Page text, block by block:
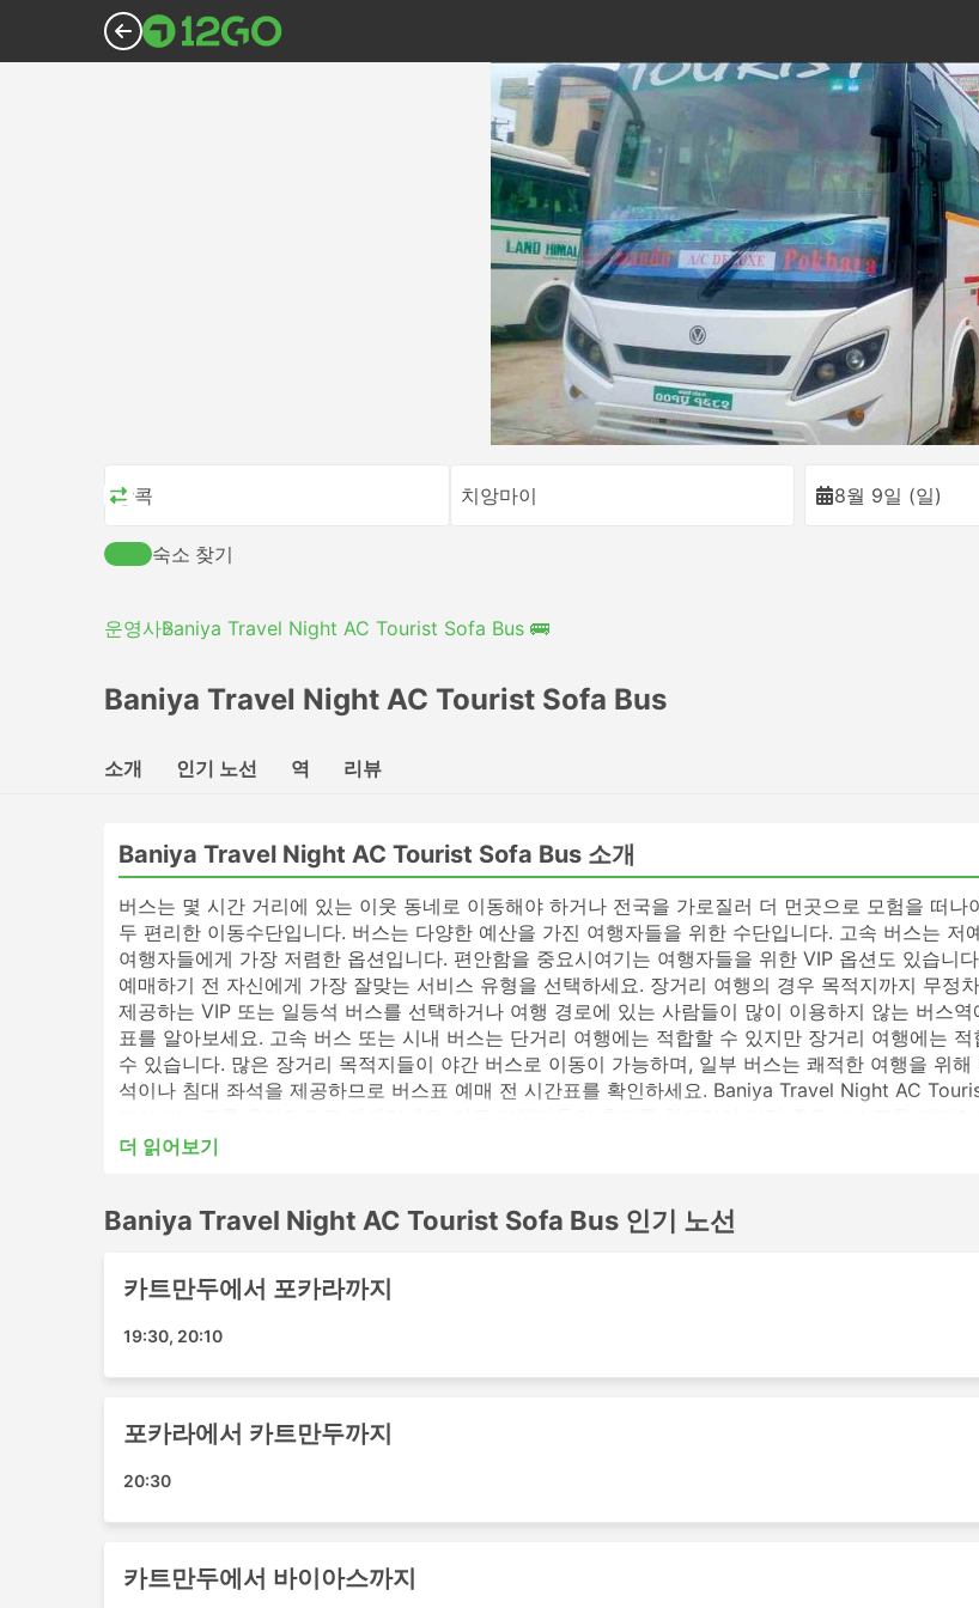
방콕 치앙마이 8월 9일 (일)
숙소 찾기
운영사Baniya Travel Night AC Tourist Sofa Bus 🚌
Baniya Travel Night AC Tourist Sofa Bus
소개
인기 노선 역 리뷰
Baniya Travel Night AC Tourist Sofa Bus 소개
버스는 몇 시간 거리에 있는 이웃 동네로 이동해야 하거나 전국을 가로질러 더 먼곳으로 모험을 떠나
두 편리한 이동수단입니다. 버스는 다양한 예산을 가진 여행자들을 위한 수단입니다. 고속 버스는 저
여행자들에게 가장 저렴한 옵션입니다. 편안함을 중요시여기는 여행자들을 위한 VIP 옵션도 있습니
예매하기 전 자신에게 가장 잘맞는 서비스 유형을 선택하세요. 장거리 여행의 경우 목적지까지 무정
제공하는 VIP 또는 일등석 버스를 선택하거나 여행 경로에 있는 사람들이 많이 이용하지 않는 버스역
표를 알아보세요. 고속 버스 또는 시내 버스는 단거리 여행에는 적합할 수 있지만 장거리 여행에는 적
수 있습니다. 많은 장거리 목적지들이 야간 버스로 이동이 가능하며, 일부 버스는 쾌적한 여행을 위해
석이나 침대 좌석을 제공하므로 버스표 예매 전 시간표를 확인하세요. Baniya Travel Night AC
Baniya Travel Night AC Tourist Sofa Bus 인기있는 버스역
Baniya Travel Night AC Tourist Sofa Bus의 가장 인기있는 버스역은 다음과 같습니다:
포카라 버스 정류장
다마울리
Baniya Travel Night AC Tourist Sofa Bus 인기 여행지
Baniya Travel Night AC Tourist Sofa Bus 버스는 여러 노선을 운행하며 가장 인기 있는 노선 목록은
바이아스 - 카트만두
카트만두 - 바이아스
더 읽어보기
Baniya Travel Night AC Tourist Sofa Bus 인기 노선
카트만두에서 포카라까지
19:30, 20:10
포카라에서 카트만두까지
20:30
카트만두에서 바이아스까지